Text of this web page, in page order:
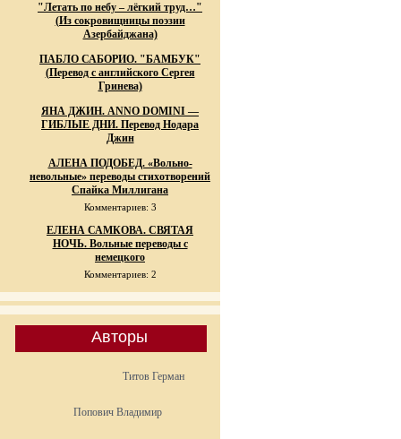
"Летать по небу – лёгкий труд…"
(Из сокровищницы поэзии
Азербайджана)
ПАБЛО САБОРИО. "БАМБУК"
(Перевод с английского Сергея
Гринева)
ЯНА ДЖИН. ANNO DOMINI —
ГИБЛЫЕ ДНИ. Перевод Нодара
Джин
АЛЕНА ПОДОБЕД. «Вольно-
невольные» переводы стихотворений
Спайка Миллигана
Комментариев: 3
ЕЛЕНА САМКОВА. СВЯТАЯ
НОЧЬ. Вольные переводы с
немецкого
Комментариев: 2
Авторы
Титов Герман
Попович Владимир